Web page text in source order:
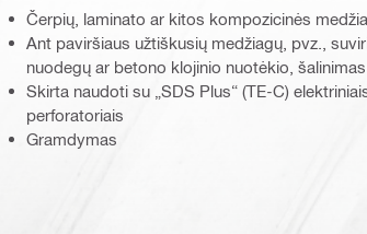
Čerpių, laminato ar kitos kompozicinės
Ant paviršiaus užtiškusių medžiagų, pvz.,
nuodegų ar betono klojinio nuotėkio, šalinimas
Skirta naudoti su „SDS Plus“ (TE-C)
perforatoriais
Gramdymas